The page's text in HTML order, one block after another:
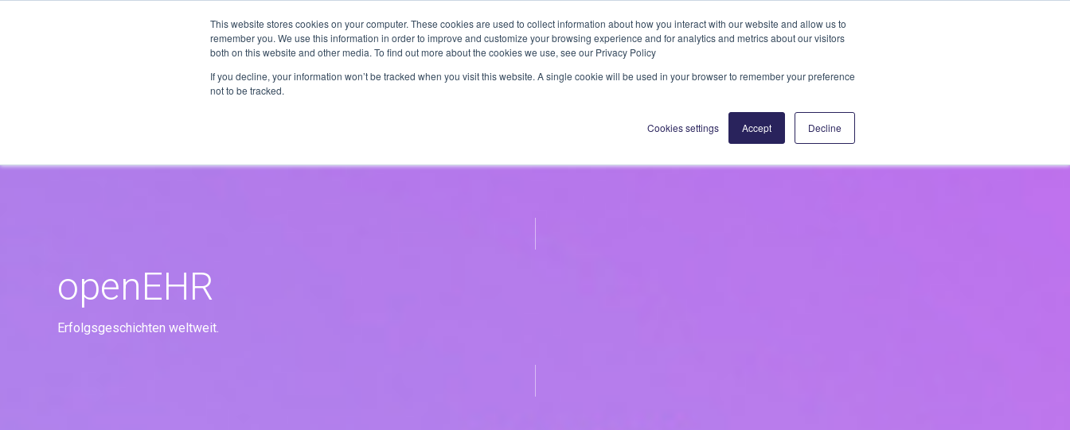
This website stores cookies on your computer. These cookies are used to collect information about how you interact with our website and allow us to
remember you. We use this information in order to improve and customize your browsing experience and for analytics and metrics about our visitors
both on this website and other media. To find out more about the cookies we use, see our Privacy Policy
If you decline, your information won’t be tracked when you visit this website. A single cookie will be used in your browser to remember your preference
not to be tracked.
Cookies settings Accept Decline
openEHR
Erfolgsgeschichten weltweit.